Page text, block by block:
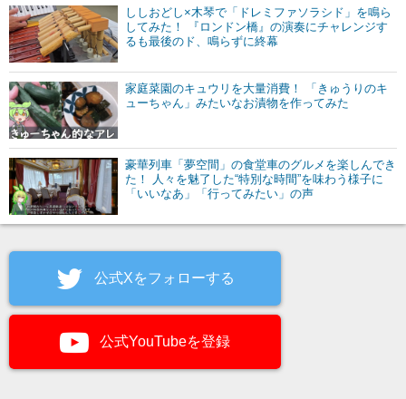
ししおどし×木琴で「ドレミファソラシド」を鳴ら
してみた！ 『ロンドン橋』の演奏にチャレンジす
るも最後のド、鳴らずに終幕
家庭菜園のキュウリを大量消費！ 「きゅうりのキ
ューちゃん」みたいなお漬物を作ってみた
豪華列車「夢空間」の食堂車のグルメを楽しんでき
た！ 人々を魅了した“特別な時間”を味わう様子に
「いいなあ」「行ってみたい」の声
公式Xをフォローする
公式YouTubeを登録